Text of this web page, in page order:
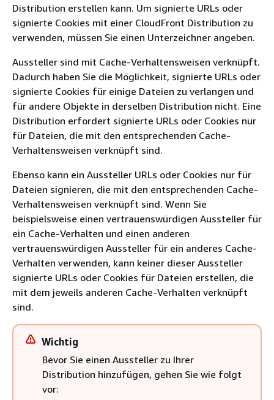
Distribution erstellen kann. Um signierte URLs oder
signierte Cookies mit einer CloudFront Distribution zu
verwenden, müssen Sie einen Unterzeichner angeben.
Aussteller sind mit Cache-Verhaltensweisen verknüpft.
Dadurch haben Sie die Möglichkeit, signierte URLs oder
signierte Cookies für einige Dateien zu verlangen und
für andere Objekte in derselben Distribution nicht. Eine
Distribution erfordert signierte URLs oder Cookies nur
für Dateien, die mit den entsprechenden Cache-
Verhaltensweisen verknüpft sind.
Ebenso kann ein Aussteller URLs oder Cookies nur für
Dateien signieren, die mit den entsprechenden Cache-
Verhaltensweisen verknüpft sind. Wenn Sie
beispielsweise einen vertrauenswürdigen Aussteller für
ein Cache-Verhalten und einen anderen
vertrauenswürdigen Aussteller für ein anderes Cache-
Verhalten verwenden, kann keiner dieser Aussteller
signierte URLs oder Cookies für Dateien erstellen, die
mit dem jeweils anderen Cache-Verhalten verknüpft
sind.
Wichtig
Bevor Sie einen Aussteller zu Ihrer
Distribution hinzufügen, gehen Sie wie folgt
vor: